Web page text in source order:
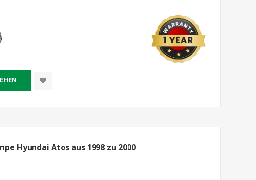
Hyundai Atos aus 1998 zu 2000